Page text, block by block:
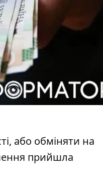
, або обміняти на
прийшла